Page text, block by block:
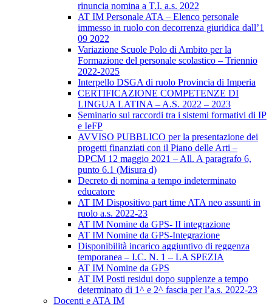
rinuncia nomina a T.I. a.s. 2022
AT IM Personale ATA – Elenco personale
immesso in ruolo con decorrenza giuridica dall’1
09 2022
Variazione Scuole Polo di Ambito per la
Formazione del personale scolastico – Triennio
2022-2025
Interpello DSGA di ruolo Provincia di Imperia
CERTIFICAZIONE COMPETENZE DI
LINGUA LATINA – A.S. 2022 – 2023
Seminario sui raccordi tra i sistemi formativi di IP
e IeFP
AVVISO PUBBLICO per la presentazione dei
progetti finanziati con il Piano delle Arti –
DPCM 12 maggio 2021 – All. A paragrafo 6,
punto 6.1 (Misura d)
Decreto di nomina a tempo indeterminato
educatore
AT IM Dispositivo part time ATA neo assunti in
ruolo a.s. 2022-23
AT IM Nomine da GPS- II integrazione
AT IM Nomine da GPS-Integrazione
Disponibilità incarico aggiuntivo di reggenza
temporanea – I.C. N. 1 – LA SPEZIA
AT IM Nomine da GPS
AT IM Posti residui dopo supplenze a tempo
determinato di 1^ e 2^ fascia per l’a.s. 2022-23
Docenti e ATA IM